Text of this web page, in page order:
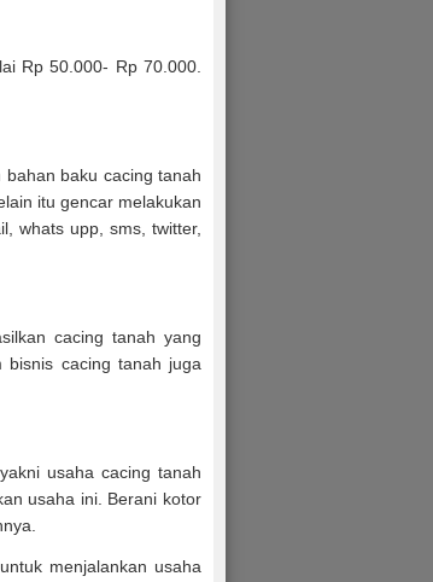
Rp 50.000- Rp 70.000.
baku cacing tanah
itu gencar melakukan
whats upp, sms, twitter,
cacing tanah yang
bisnis cacing tanah juga
usaha cacing tanah
usaha ini. Berani kotor
menjalankan usaha